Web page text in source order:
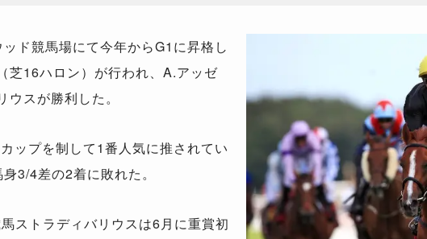
ド競馬場にて今年からG1に昇格し
芝16ハロン）が行われ、A.アッゼ
スが勝利した。
ップを制して1番人気に推されてい
3/4差の2着に敗れた。
ストラディバリウスは6月に重賞初